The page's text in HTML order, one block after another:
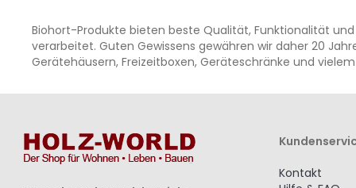
Biohort-Produkte bieten beste Qualität, Funktionalität
verarbeitet. Guten Gewissens gewähren wir daher 20
Gerätehäusern, Freizeitboxen, Geräteschränke und
Kontakt